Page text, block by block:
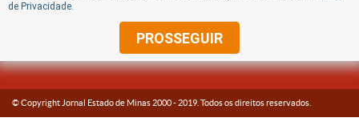
© Copyright Jornal Estado de Minas 2000 -2019 . Todos os direitos reservados.
de Privacidade.
PROSSEGUIR